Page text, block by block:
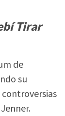
Tirar
de
su